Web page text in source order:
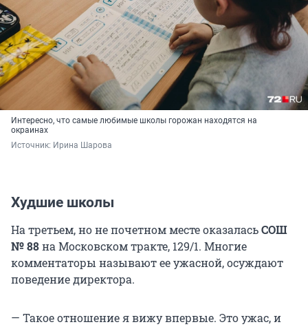
Интересно, что самые любимые школы горожан находятся на
окраинах
Источник: Ирина Шарова
Худшие школы
На третьем, но не почетном месте оказаласьСОШ
№ 88на Московском тракте, 129/1. Многие
комментаторы называют ее ужасной, осуждают
поведение директора.
— Такое отношение я вижу впервые. Это ужас, и